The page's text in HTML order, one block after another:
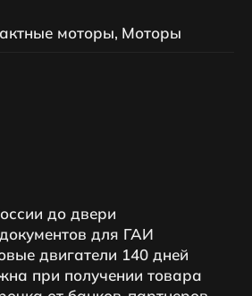
моторы, Моторы
до двери
для ГАИ
двигатели 140 дней
при получении товара